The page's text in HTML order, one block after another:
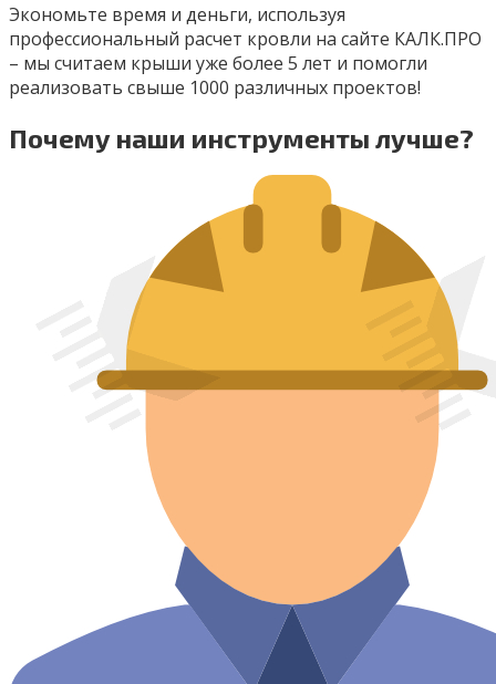
Экономьте время и деньги, используя
профессиональный расчет кровли на сайте КАЛК.ПРО
– мы считаем крыши уже более 5 лет и помогли
реализовать свыше 1000 различных проектов!
Почему наши инструменты лучше?